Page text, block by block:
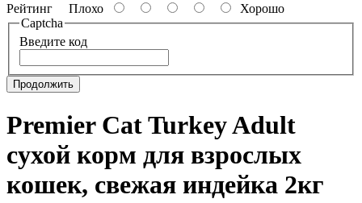
Рейтинг Плохо
Хорошо
Captcha
Введите код
Продолжить
Premier Cat Turkey Adult
сухой корм для взрослых
кошек, свежая индейка 2кг